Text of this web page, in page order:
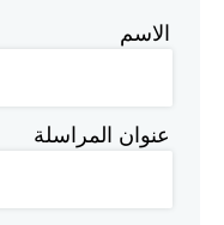
الاسم
عنوان المراسلة